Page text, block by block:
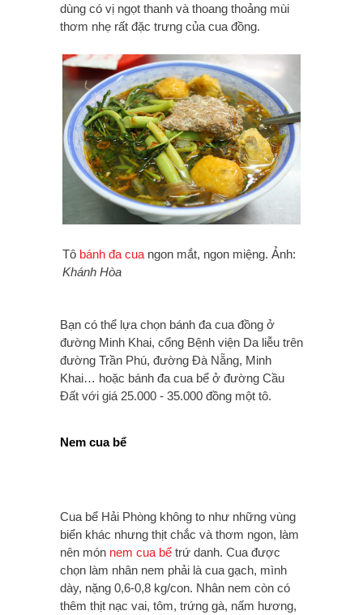
dùng có vị ngọt thanh và thoang thoảng mùi
thơm nhẹ rất đặc trưng của cua đồng.
Tô bánh đa cua ngon mắt, ngon miệng. Ảnh:
Khánh Hòa
Bạn có thể lựa chọn bánh đa cua đồng ở
đường Minh Khai, cổng Bệnh viện Da liễu trên
đường Trần Phú, đường Đà Nẵng, Minh
Khai… hoặc bánh đa cua bể ở đường Cầu
Đất với giá 25.000 - 35.000 đồng một tô.
Nem cua bể
Cua bể Hải Phòng không to như những vùng
biển khác nhưng thịt chắc và thơm ngon, làm
nên món nem cua bể trứ danh. Cua được
chọn làm nhân nem phải là cua gạch, mình
dày, nặng 0,6-0,8 kg/con. Nhân nem còn có
thêm thịt nạc vai, tôm, trứng gà, nấm hương,